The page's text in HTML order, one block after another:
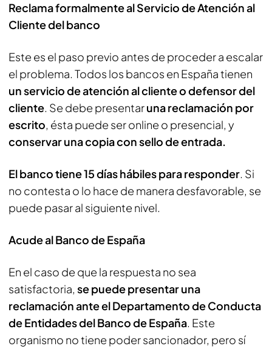
Reclama formalmente al Servicio de Atención al
Cliente del banco
Este es el paso previo antes de proceder a escalar
el problema. Todos los bancos en España tienen
un servicio de atención al cliente o defensor del
cliente. Se debe presentaruna reclamación por
escrito, ésta puede ser online o presencial, y
conservar una copia con sello de entrada.
El banco tiene 15 días hábiles para responder. Si
no contesta o lo hace de manera desfavorable, se
puede pasar al siguiente nivel.
Acude al Banco de España
En el caso de que la respuesta no sea
satisfactoria, se puede presentar una
reclamación ante el Departamento de Conducta
de Entidades del Banco de España. Este
organismo no tiene poder sancionador, pero sí